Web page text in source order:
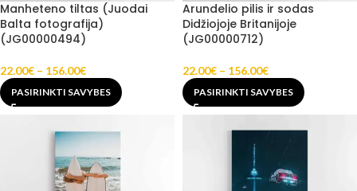
Manheteno tiltas (Juodai
Balta fotografija)
(JG00000494)
22.00€ – 156.00€
PASIRINKTI SAVYBES
Arundelio pilis ir sodas
Didžiojoje Britanijoje
(JG00000712)
22.00€ – 156.00€
PASIRINKTI SAVYBES